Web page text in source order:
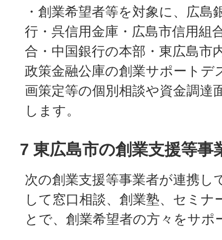
・創業希望者等を対象に、広島
行・呉信用金庫・広島市信用組
合・中国銀行の本部・東広島市
政策金融公庫の創業サポートデ
画策定等の個別相談や資金調達
します。
7 東広島市の創業支援等事
次の創業支援等事業者が連携し
して窓口相談、創業塾、セミナ
とで、創業希望者の方々をサポ